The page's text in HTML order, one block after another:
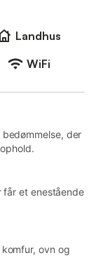
Landhus
WiFi
der
et enestående
ovn og